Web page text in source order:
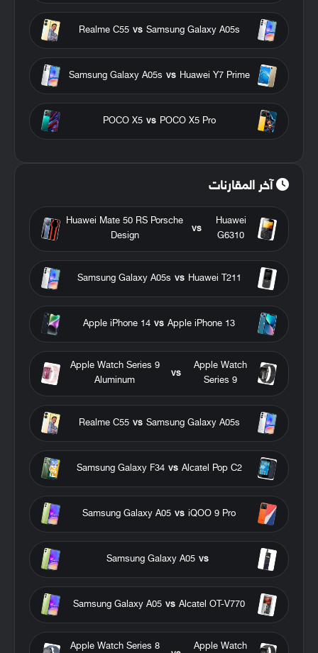
Samsung Galaxy A05s
vs
Realme C55
Huawei Y7 Prime
vs
Samsung Galaxy A05s
POCO X5 Pro
vs
POCO X5
آخر المقارنات
Huawei
G6310
vs
Huawei Mate 50 RS Porsche
Design
Huawei T211
vs
Samsung Galaxy A05s
Apple iPhone 13
vs
Apple iPhone 14
Apple Watch
Series 9
vs
Apple Watch Series 9
Aluminum
Samsung Galaxy A05s
vs
Realme C55
Alcatel Pop C2
vs
Samsung Galaxy F34
iQOO 9 Pro
vs
Samsung Galaxy A05
vs
Samsung Galaxy A05
Alcatel OT-V770
vs
Samsung Galaxy A05
Apple Watch
Apple Watch Series 8